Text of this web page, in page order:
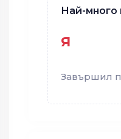
Най-много
я
Завършил